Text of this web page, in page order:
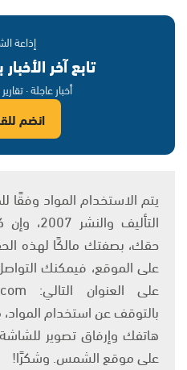
إذاعة
تابع آخر
أخبار عاجلة ·
انضم
التأليف
حقك، بصفتك مالكًا لهذه
على الموقع، فيمكنك التواصل
بالتوقف عن استخدام
هاتفك وإرفاق تصوير
على موقع الشمس. وشكرًا!